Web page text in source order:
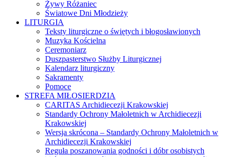
Żywy Różaniec
Światowe Dni Młodzieży
LITURGIA
Teksty liturgiczne o świętych i błogosławionych
Muzyka Kościelna
Ceremoniarz
Duszpasterstwo Służby Liturgicznej
Kalendarz liturgiczny
Sakramenty
Pomoce
STREFA MIŁOSIERDZIA
CARITAS Archidiecezji Krakowskiej
Standardy Ochrony Małoletnich w Archidiecezji
Krakowskiej
Wersja skrócona – Standardy Ochrony Małoletnich w
Archidiecezji Krakowskiej
Reguła poszanowania godności i dóbr osobistych